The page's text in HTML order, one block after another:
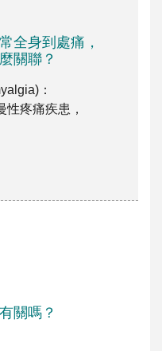
全身到處痛，
關聯？
：
疼痛疾患，
關嗎？